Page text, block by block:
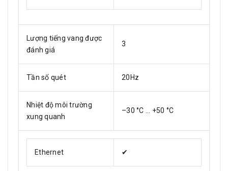
Lượng tiếng vang được
đánh giá
3
Tần số quét 20Hz
Nhiệt độ môi trường
xung quanh
–30 °C ... +50 °C
Ethernet ✔